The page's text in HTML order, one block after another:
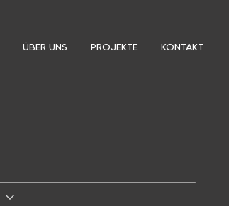
ÜBER UNS PROJEKTE KONTAKT